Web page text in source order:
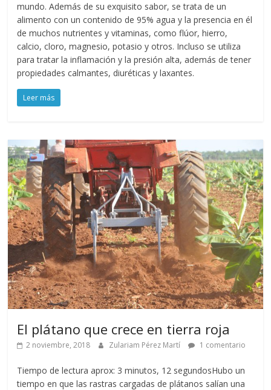
mundo. Además de su exquisito sabor, se trata de un
alimento con un contenido de 95% agua y la presencia en él
de muchos nutrientes y vitaminas, como flúor, hierro,
calcio, cloro, magnesio, potasio y otros. Incluso se utiliza
para tratar la inflamación y la presión alta, además de tener
propiedades calmantes, diuréticas y laxantes.
Leer más
El plátano que crece en tierra roja
2 noviembre, 2018 Zulariam Pérez Martí 1 comentario
Tiempo de lectura aprox: 3 minutos, 12 segundosHubo un
tiempo en que las rastras cargadas de plátanos salían una